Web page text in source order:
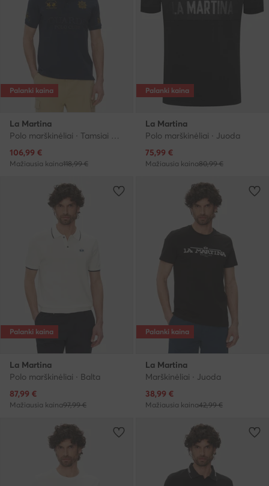
Palanki kaina
La Martina
Polo marškinėliai · Tamsiai mėlyna
Dabartinė kaina
106,99 €
Mažiausia kaina118,99 €
Palanki kaina
La Martina
Polo marškinėliai · Juoda
Dabartinė kaina
75,99 €
Mažiausia kaina80,99 €
Palanki kaina
La Martina
Polo marškinėliai · Balta
Dabartinė kaina
87,99 €
Mažiausia kaina97,99 €
Palanki kaina
La Martina
Marškinėliai · Juoda
Dabartinė kaina
38,99 €
Mažiausia kaina42,99 €